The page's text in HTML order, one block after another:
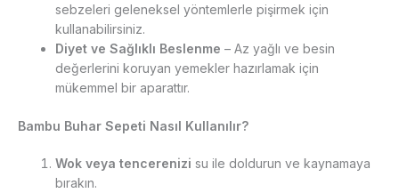
sebzeleri geleneksel yöntemlerle pişirmek için
kullanabilirsiniz.
Diyet ve Sağlıklı Beslenme – Az yağlı ve besin
değerlerini koruyan yemekler hazırlamak için
mükemmel bir aparattır.
Bambu Buhar Sepeti Nasıl Kullanılır?
Wok veya tencerenizi su ile doldurun ve kaynamaya
bırakın.